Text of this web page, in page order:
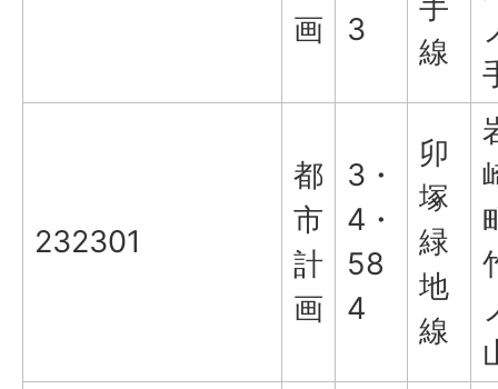
画
3
線
232301
都
市
計
画
3・
4・
58
4
卯
塚
緑
地
線